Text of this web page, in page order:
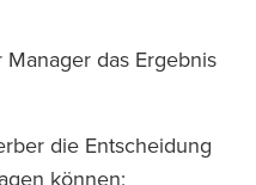
das Ergebnis
die Entscheidung
können;